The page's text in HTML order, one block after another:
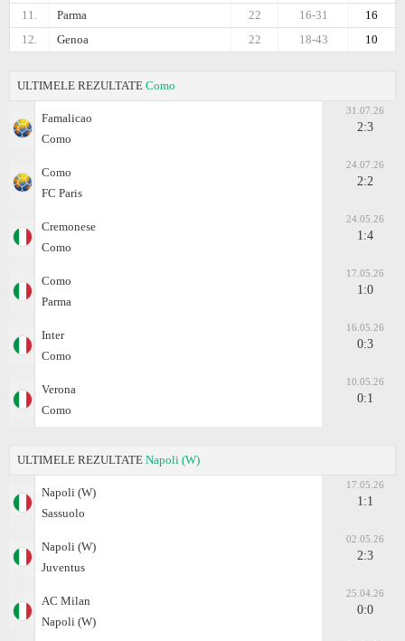
11.
Parma 16
16-31
22
12.
Genoa 10
18-43
22
ULTIMELE REZULTATE Como
Famalicao
Como
31.07.26
2:3
Como
FC Paris
24.07.26
2:2
Cremonese
Como
24.05.26
1:4
Como
Parma
17.05.26
1:0
Inter
Como
16.05.26
0:3
Verona
Como
10.05.26
0:1
ULTIMELE REZULTATE Napoli (W)
Napoli (W)
Sassuolo
17.05.26
1:1
Napoli (W)
Juventus
02.05.26
2:3
AC Milan
Napoli (W)
25.04.26
0:0